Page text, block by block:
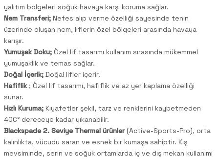
yalıtım bölgeleri soğuk havaya karşı koruma sağlar.
Nem Transferi; Nefes alıp verme özelliği sayesinde tenin
üzerinde oluşan nem, liflerin özel bölgeleri arasında havaya
karışır.
Yumuşak Doku; Özel lif tasarımı kullanım sırasında mükemmel
yumuşaklık ve temas sağlar.
Doğal İçerik; Doğal lifler içerir.
Hafiflik ; Özel lif tasarımı, hafiflik ve az yer kaplama özelliği
sunar.
Hızlı Kuruma; Kıyafetler şekil, tarz ve renklerini kaybetmeden
40C° dereceye kadar yıkanabilir.
Blackspade 2. Seviye Thermal ürünler(Active-Sports-Pro), orta
kalınlıkta, vücudu saran ve esnek bir kumaşa sahiptir. Kış
mevsiminde, serin ve soğuk ortamlarda iç ve dış mekan kullanımı